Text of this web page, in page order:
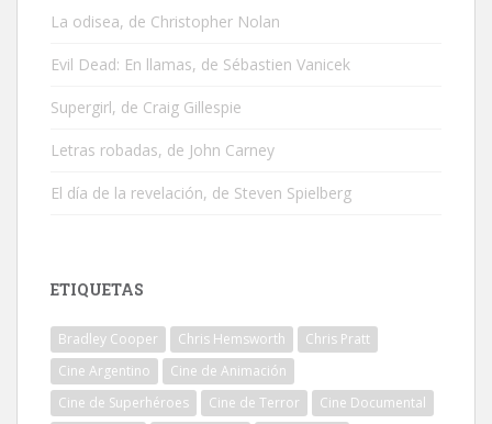
La odisea, de Christopher Nolan
Evil Dead: En llamas, de Sébastien Vanicek
Supergirl, de Craig Gillespie
Letras robadas, de John Carney
El día de la revelación, de Steven Spielberg
ETIQUETAS
Bradley Cooper Chris Hemsworth
Chris Pratt
Cine Argentino
Cine de Animación
Cine de Superhéroes
Cine de Terror
Cine Documental